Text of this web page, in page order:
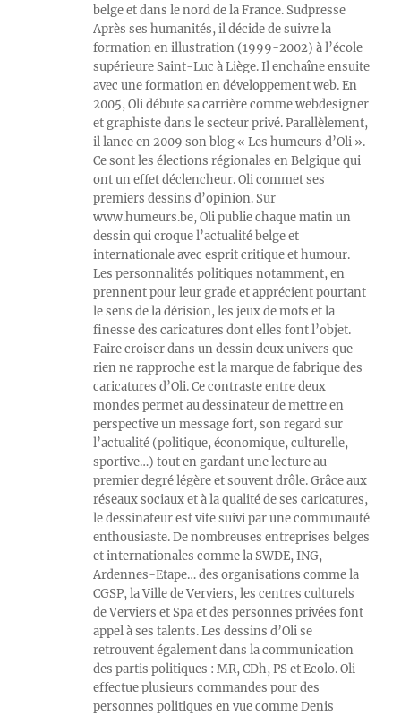
belge et dans le nord de la France. Sudpresse
Après ses humanités, il décide de suivre la
formation en illustration (1999-2002) à l’école
supérieure Saint-Luc à Liège. Il enchaîne ensuite
avec une formation en développement web. En
2005, Oli débute sa carrière comme webdesigner
et graphiste dans le secteur privé. Parallèlement,
il lance en 2009 son blog « Les humeurs d’Oli ».
Ce sont les élections régionales en Belgique qui
ont un effet déclencheur. Oli commet ses
premiers dessins d’opinion. Sur
www.humeurs.be, Oli publie chaque matin un
dessin qui croque l’actualité belge et
internationale avec esprit critique et humour.
Les personnalités politiques notamment, en
prennent pour leur grade et apprécient pourtant
le sens de la dérision, les jeux de mots et la
finesse des caricatures dont elles font l’objet.
Faire croiser dans un dessin deux univers que
rien ne rapproche est la marque de fabrique des
caricatures d’Oli. Ce contraste entre deux
mondes permet au dessinateur de mettre en
perspective un message fort, son regard sur
l’actualité (politique, économique, culturelle,
sportive…) tout en gardant une lecture au
premier degré légère et souvent drôle. Grâce aux
réseaux sociaux et à la qualité de ses caricatures,
le dessinateur est vite suivi par une communauté
enthousiaste. De nombreuses entreprises belges
et internationales comme la SWDE, ING,
Ardennes-Etape… des organisations comme la
CGSP, la Ville de Verviers, les centres culturels
de Verviers et Spa et des personnes privées font
appel à ses talents. Les dessins d’Oli se
retrouvent également dans la communication
des partis politiques : MR, CDh, PS et Ecolo. Oli
effectue plusieurs commandes pour des
personnes politiques en vue comme Denis